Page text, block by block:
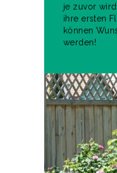
je zuvor
ihre ersten
können
werden!